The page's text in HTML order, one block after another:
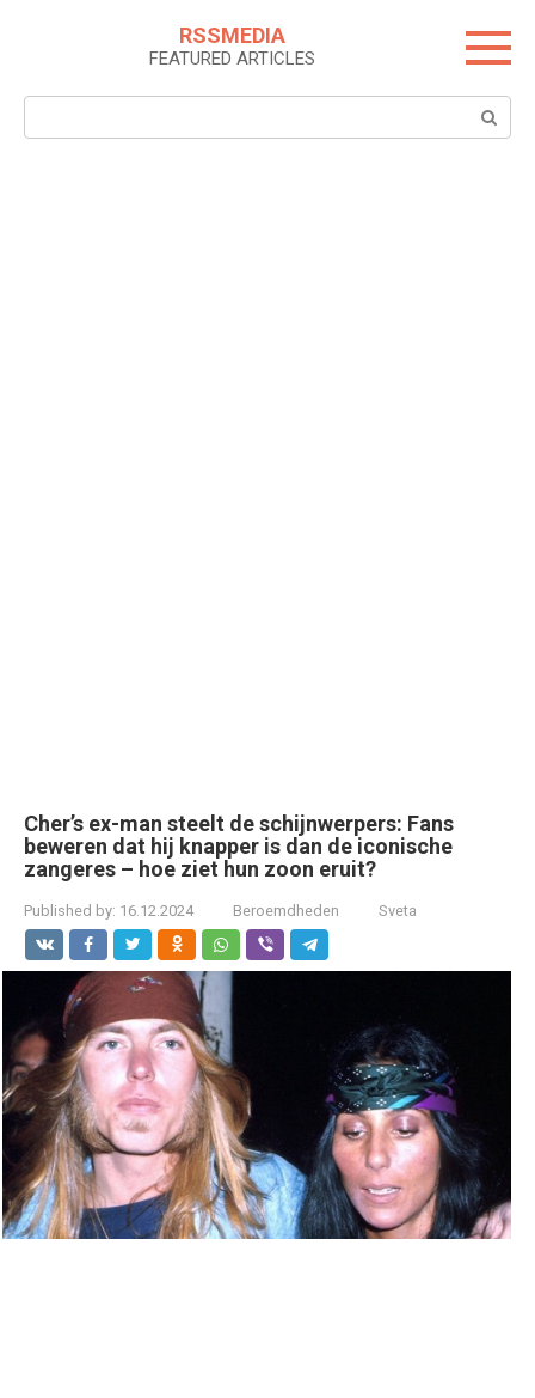
RSSMEDIA
FEATURED ARTICLES
Search:
Cher’s ex-man steelt de schijnwerpers: Fans
beweren dat hij knapper is dan de iconische
zangeres – hoe ziet hun zoon eruit?
Published by: 16.12.2024 Beroemdheden Sveta